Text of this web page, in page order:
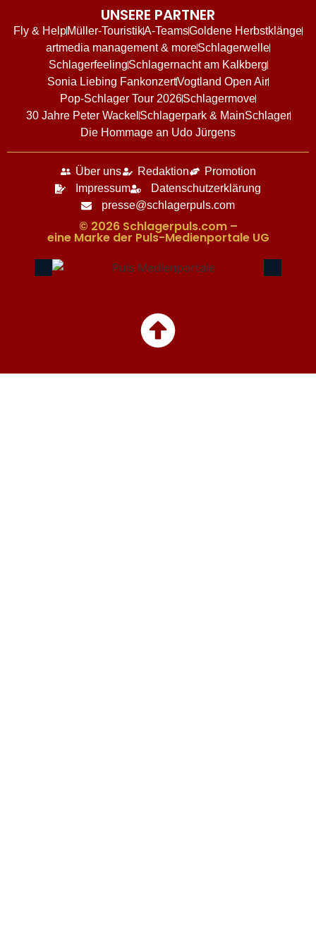
UNSERE PARTNER
Fly & HelpMüller-TouristikA-TeamsGoldene Herbstklänge
artmedia management & moreSchlagerwelle
SchlagerfeelingSchlagernacht am Kalkberg
Sonia Liebing FankonzertVogtland Open Air
Pop-Schlager Tour 2026Schlagermove
30 Jahre Peter Wackel Schlagerpark & MainSchlager
Die Hommage an Udo Jürgens
Über uns Redaktion
Promotion
Impressum
Datenschutzerklärung
presse@schlagerpuls.com
© 2026 Schlagerpuls.com –
eine Marke der Puls-Medienportale UG​